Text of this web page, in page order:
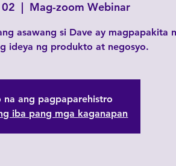
  |
Mag-zoom Webinar
asawang si Dave ay magpapakita
ideya ng produkto at negosyo.
na ang pagpaparehistro
iba pang mga kaganapan